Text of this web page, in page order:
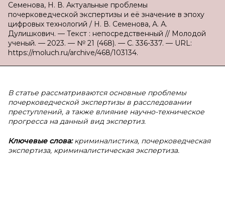
Семенова, Н. В. Актуальные проблемы
почерковедческой экспертизы и её значение в эпоху
цифровых технологий / Н. В. Семенова, А. А.
Дулишкович. — Текст : непосредственный // Молодой
ученый. — 2023. — № 21 (468). — С. 336-337. — URL:
https://moluch.ru/archive/468/103134.
В статье рассматриваются основные проблемы
почерковедческой экспертизы в расследовании
преступлений, а также влияние научно-техническое
прогресса на данный вид экспертиз.
Ключевые слова:криминалистика, почерковедческая
экспертиза, криминалистическая экспертиза.